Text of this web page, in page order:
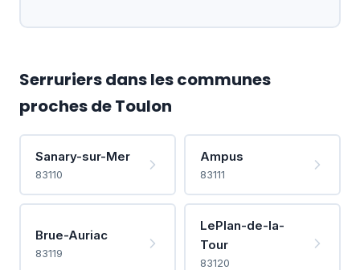
Serruriers dans les communes
proches de Toulon
Sanary-sur-Mer
83110
Ampus
83111
Brue-Auriac
83119
LePlan-de-la-
Tour
83120